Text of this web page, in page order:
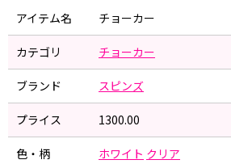
アイテム名 チョーカー
カテゴリ チョーカー
ブランド スピンズ
プライス 1300.00
色・柄 ホワイト クリア